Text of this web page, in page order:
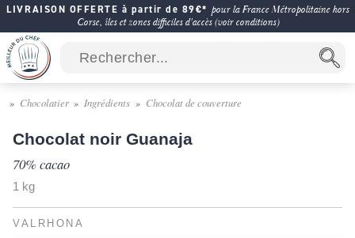
LIVRAISON OFFERTE à partir de 89€* pour la France Métropolitaine hors
Corse, îles et zones difficiles d'accès (voir conditions)
Chocolatier Ingrédients Chocolat de couverture
Chocolat noir Guanaja
70% cacao
1 kg
VALRHONA